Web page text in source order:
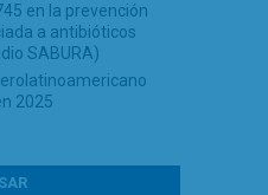
en la prevención
a antibióticos
SABURA)
2025